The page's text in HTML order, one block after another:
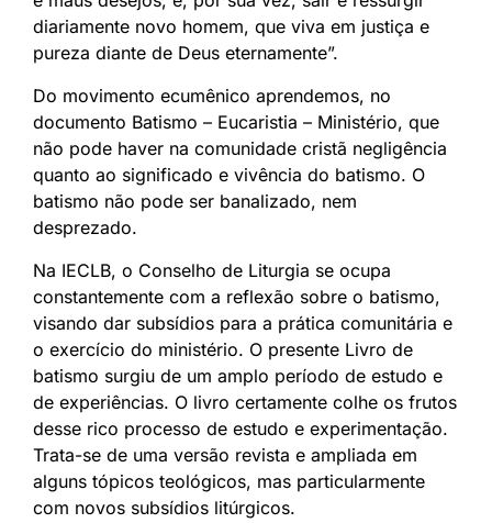
diariamente novo homem, que viva em justiça e
pureza diante de Deus eternamente”.
Do movimento ecumênico aprendemos, no
documento Batismo – Eucaristia – Ministério, que
não pode haver na comunidade cristã negligência
quanto ao significado e vivência do batismo. O
batismo não pode ser banalizado, nem
desprezado.
Na IECLB, o Conselho de Liturgia se ocupa
constantemente com a reflexão sobre o batismo,
visando dar subsídios para a prática comunitária e
o exercício do ministério. O presente Livro de
batismo surgiu de um amplo período de estudo e
de experiências. O livro certamente colhe os frutos
desse rico processo de estudo e experimentação.
Trata-se de uma versão revista e ampliada em
alguns tópicos teológicos, mas particularmente
com novos subsídios litúrgicos.